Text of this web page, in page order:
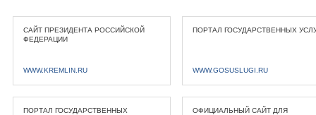
САЙТ ПРЕЗИДЕНТА РОССИЙСКОЙ
ФЕДЕРАЦИИ
WWW.KREMLIN.RU
ПОРТАЛ ГОСУДАРСТВЕННЫХ
WWW.GOSUSLUGI.RU
ПОРТАЛ ГОСУДАРСТВЕННЫХ
ОФИЦИАЛЬНЫЙ САЙТ ДЛЯ